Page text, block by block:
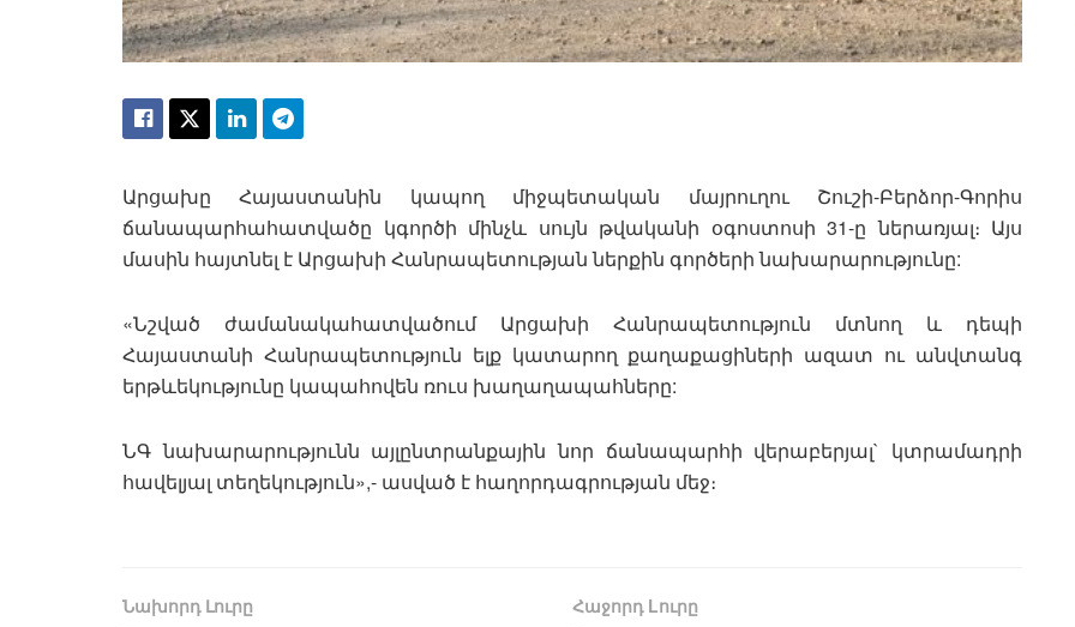
Արցախը Հայաստանին կապող միջպետական մայրուղու Շուշի-Բերձոր-Գորիս
ճանապարհահատվածը կգործի մինչև սույն թվականի օգոստոսի 31-ը ներառյալ։ Այս
մասին հայտնել է Արցախի Հանրապետության ներքին գործերի նախարարությունը:
«Նշված ժամանակահատվածում Արցախի Հանրապետություն մտնող և դեպի
Հայաստանի Հանրապետություն ելք կատարող քաղաքացիների ազատ ու անվտանգ
երթևեկությունը կապահովեն ռուս խաղաղապահները:
ՆԳ նախարարությունն այլընտրանքային նոր ճանապարհի վերաբերյալ` կտրամադրի
հավելյալ տեղեկություն»,- ասված է հաղորդագրության մեջ։
Նախորդ Լուրը Հաջորդ Lուրը